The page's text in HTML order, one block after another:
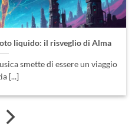
liquido: il risveglio di Alma
smette di essere un viaggio
[...]